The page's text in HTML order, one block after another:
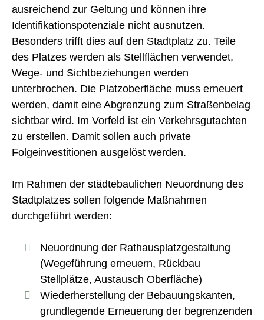
ausreichend zur Geltung und können ihre
Identifikationspotenziale nicht ausnutzen.
Besonders trifft dies auf den Stadtplatz zu. Teile
des Platzes werden als Stellflächen verwendet,
Wege- und Sichtbeziehungen werden
unterbrochen. Die Platzoberfläche muss erneuert
werden, damit eine Abgrenzung zum Straßenbelag
sichtbar wird. Im Vorfeld ist ein Verkehrsgutachten
zu erstellen. Damit sollen auch private
Folgeinvestitionen ausgelöst werden.
Im Rahmen der städtebaulichen Neuordnung des
Stadtplatzes sollen folgende Maßnahmen
durchgeführt werden:
Neuordnung der Rathausplatzgestaltung
(Wegeführung erneuern, Rückbau
Stellplätze, Austausch Oberfläche)
Wiederherstellung der Bebauungskanten,
grundlegende Erneuerung der begrenzenden